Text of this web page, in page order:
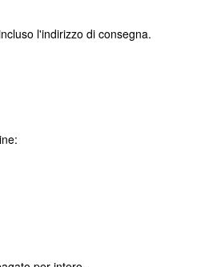
l'indirizzo di consegna.